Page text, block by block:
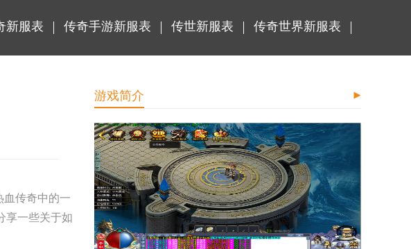
新服表 传奇手游新服表 传世新服表 传奇世界新服表
血传奇中的一
享一些关于如
游戏简介